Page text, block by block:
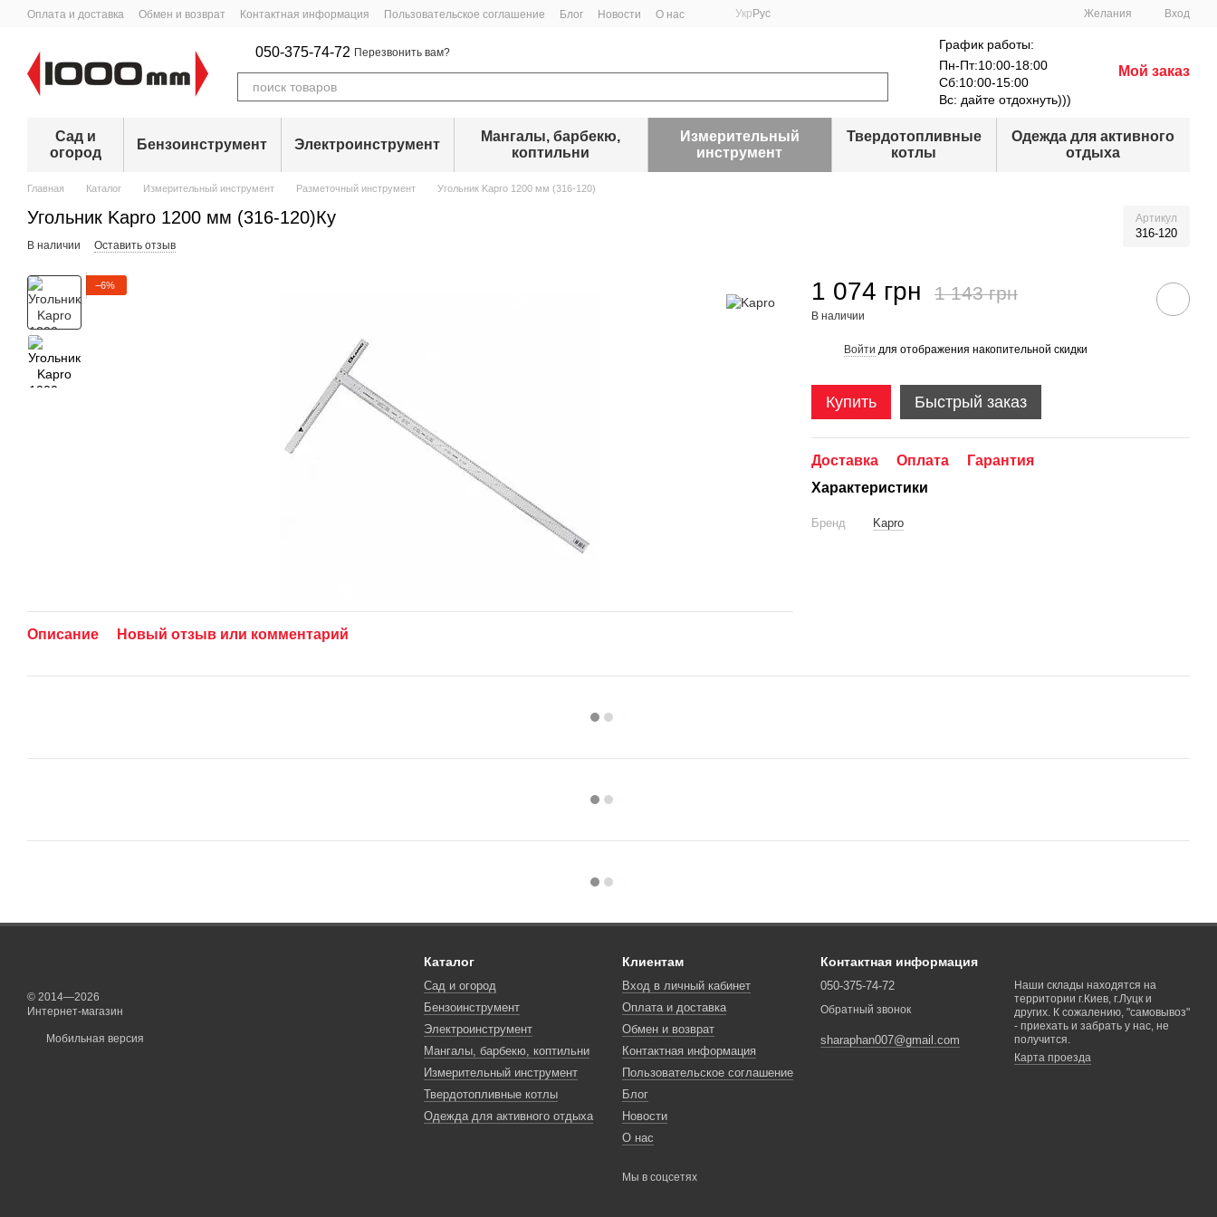
Перейти к основному контенту
Оплата и доставка Обмен и возврат Контактная информация Пользовательское соглашение Блог Новости О нас Укр Рус Желания Вход
050-375-74-72 Перезвонить вам?
График работы:
Пн-Пт:10:00-18:00
Сб:10:00-15:00
Вс: дайте отдохнуть)))
Мой заказ
Сад и
огород
Бензоинструмент Электроинструмент
Мангалы, барбекю,
коптильни
Измерительный
инструмент
Твердотопливные
котлы
Одежда для активного
отдыха
Главная Каталог Измерительный инструмент Разметочный инструмент Угольник Kapro 1200 мм (316-120)
Угольник Kapro 1200 мм (316-120)Ку Артикул
316-120
В наличии Оставить отзыв
−6%
Описание Новый отзыв или комментарий
1 074 грн 1 143 грн
В наличии
Войти для отображения накопительной скидки
Купить Быстрый заказ
Доставка Оплата
Гарантия
Характеристики
Бренд Kapro
© 2014—2026
Интернет-магазин
Мобильная версия
Каталог
Сад и огород
Бензоинструмент
Электроинструмент
Мангалы, барбекю, коптильни
Измерительный инструмент
Твердотопливные котлы
Одежда для активного отдыха
Клиентам
Вход в личный кабинет
Оплата и доставка
Обмен и возврат
Контактная информация
Пользовательское соглашение
Блог
Новости
О нас
Мы в соцсетях
Контактная информация
050-375-74-72
Обратный звонок
sharaphan007@gmail.com
Наши склады находятся на
территории г.Киев, г.Луцк и
других. К сожалению, "самовывоз"
- приехать и забрать у нас, не
получится.
Карта проезда